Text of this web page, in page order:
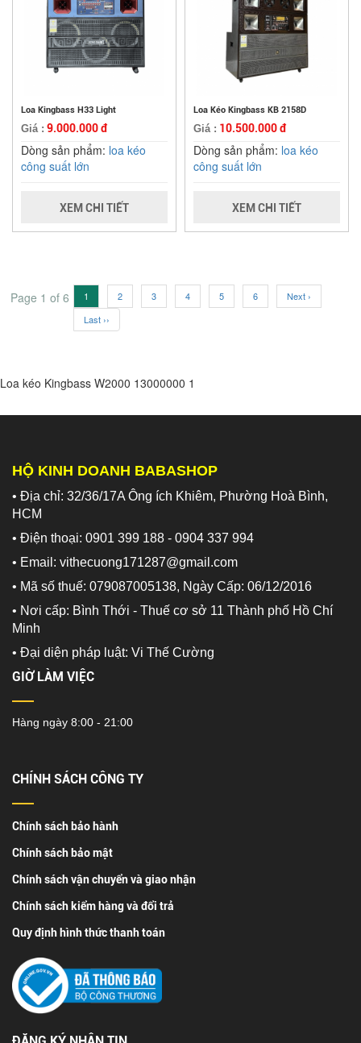
Loa Kingbass H33 Light
Giá : 9.000.000 đ
Dòng sản phẩm: loa kéo
công suất lớn
XEM CHI TIẾT
Loa Kéo Kingbass KB 2158D
Giá : 10.500.000 đ
Dòng sản phẩm: loa kéo
công suất lớn
XEM CHI TIẾT
Page 1 of 6 1 2 3 4 5 6
Next ›
Last ››
Loa kéo Kingbass W2000 13000000 1
HỘ KINH DOANH BABASHOP
• Địa chỉ: 32/36/17A Ông ích Khiêm, Phường Hoà Bình,
HCM
• Điện thoại: 0901 399 188 - 0904 337 994
• Email: vithecuong171287@gmail.com
• Mã số thuế: 079087005138, Ngày Cấp: 06/12/2016
• Nơi cấp: Bình Thới - Thuế cơ sở 11 Thành phố Hồ Chí
Minh
• Đại diện pháp luật: Vi Thế Cường
GIỜ LÀM VIỆC
Hàng ngày 8:00 - 21:00
CHÍNH SÁCH CÔNG TY
Chính sách bảo hành
Chính sách bảo mật
Chính sách vận chuyển và giao nhận
Chính sách kiểm hàng và đổi trả
Quy định hình thức thanh toán